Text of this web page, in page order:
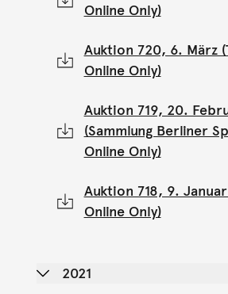
Online Only)
Auktion 720, 6. März
Online Only)
Auktion 719, 20.
(Sammlung Berliner
Online Only)
Auktion 718, 9.
Online Only)
2021